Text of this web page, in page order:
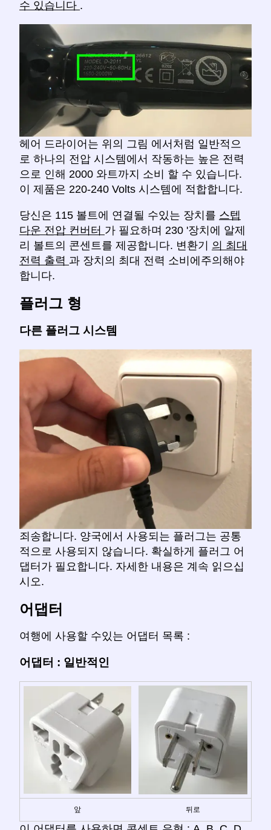
수 있습니다 .
헤어 드라이어는 위의 그림 에서처럼 일반적으
로 하나의 전압 시스템에서 작동하는 높은 전력
으로 인해 2000 와트까지 소비 할 수 있습니다.
이 제품은 220-240 Volts 시스템에 적합합니다.
당신은 115 볼트에 연결될 수있는 장치를 스텝
다운 전압 컨버터 가 필요하며 230 '장치에 알제
리 볼트의 콘센트를 제공합니다. 변환기 의 최대
전력 출력 과 장치의 최대 전력 소비에주의해야
합니다.
플러그 형
다른 플러그 시스템
죄송합니다. 양국에서 사용되는 플러그는 공통
적으로 사용되지 않습니다. 확실하게 플러그 어
댑터가 필요합니다. 자세한 내용은 계속 읽으십
시오.
어댑터
여행에 사용할 수있는 어댑터 목록 :
어댑터 : 일반적인
앞 뒤로